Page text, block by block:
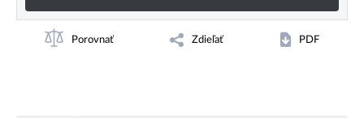
Porovnať Zdieľať PDF